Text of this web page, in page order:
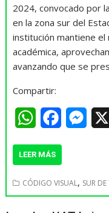
p
p
o
k
g
e
r
2024, convocado por
en la zona sur del
institución mantiene el
académica,
avanzando que se
Compartir:
W
a
t
s
e
b
M
s
e
LEER MÁS
CÓDIGO VISUAL, SUR